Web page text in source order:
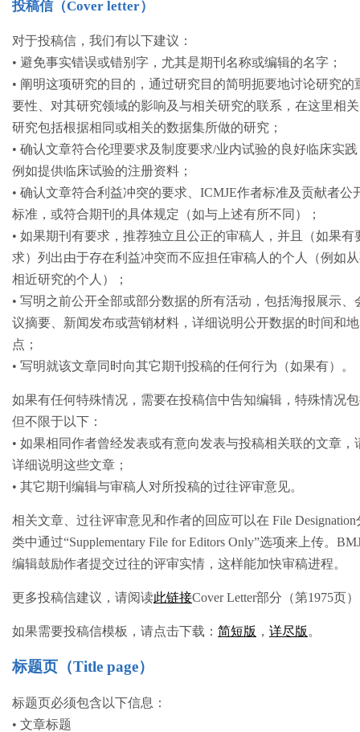
投稿信（Cover letter）
对于投稿信，我们有以下建议：
• 避免事实错误或错别字，尤其是期刊名称或编辑的名字；
• 阐明这项研究的目的，通过研究目的简明扼要地讨论研究的
要性、对其研究领域的影响及与相关研究的联系，在这里相
研究包括根据相同或相关的数据集所做的研究；
• 确认文章符合伦理要求及制度要求/业内试验的良好临床实践
例如提供临床试验的注册资料；
• 确认文章符合利益冲突的要求、ICMJE作者标准及贡献者公
标准，或符合期刊的具体规定（如与上述有所不同）；
• 如果期刊有要求，推荐独立且公正的审稿人，并且（如果有
求）列出由于存在利益冲突而不应担任审稿人的个人（例如
相近研究的个人）；
• 写明之前公开全部或部分数据的所有活动，包括海报展示、
议摘要、新闻发布或营销材料，详细说明公开数据的时间和地
点；
• 写明就该文章同时向其它期刊投稿的任何行为（如果有）。
如果有任何特殊情况，需要在投稿信中告知编辑，特殊情况
但不限于以下：
• 如果相同作者曾经发表或有意向发表与投稿相关联的文章，
详细说明这些文章；
• 其它期刊编辑与审稿人对所投稿的过往评审意见。
相关文章、过往评审意见和作者的回应可以在 File Designation
类中通过“Supplementary File for Editors Only”选项来上传。
编辑鼓励作者提交过往的评审实情，这样能加快审稿进程。
更多投稿信建议，请阅读此链接Cover Letter部分（第1975页
如果需要投稿信模板，请点击下载： 简短版 ， 详尽版 。
标题页（Title page）
标题页必须包含以下信息：
• 文章标题